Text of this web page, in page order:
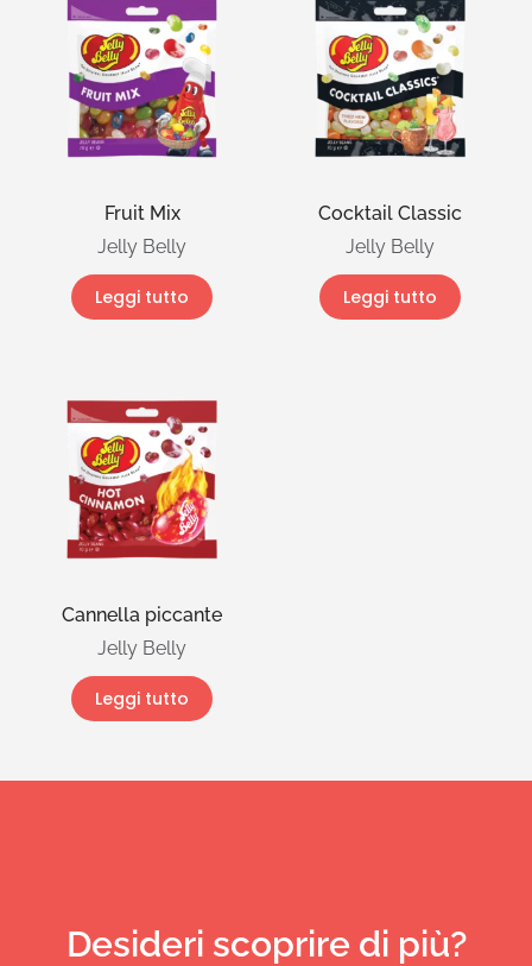
Fruit Mix
Jelly Belly
Leggi tutto
Cocktail Classic
Jelly Belly
Leggi tutto
Cannella piccante
Jelly Belly
Leggi tutto
Desideri scoprire di più?